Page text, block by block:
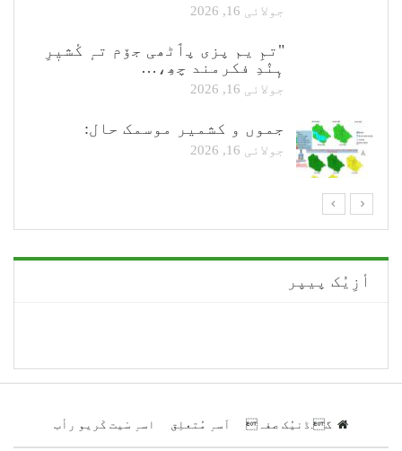
جولائی 16, 2026
"تمِ یم پزی پٲٹھی جۆم تہٕ کٔشیٖرِ
ہٕنٛدِ فکرمند چھِ،…
جولائی 16, 2026
جموں و کشمیر موسمک حال:
جولائی 16, 2026
أزِیُک پیپر
گ.ڈنیُک صفہ اَسہِ مُتعلِق اسہِ سْیت کْریو رأب